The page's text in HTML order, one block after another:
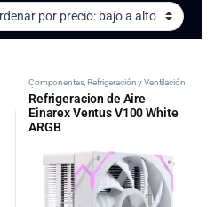
Componentes,Refrigeración y Ventilación
de PC
Refrigeracion de Aire
Einarex Ventus V100 White
ARGB